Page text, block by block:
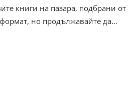
книги на пазара, подбрани от
но продължавайте да…